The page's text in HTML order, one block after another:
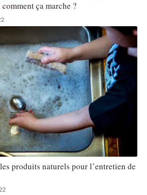
ça marche ?
produits naturels pour l’entretien de